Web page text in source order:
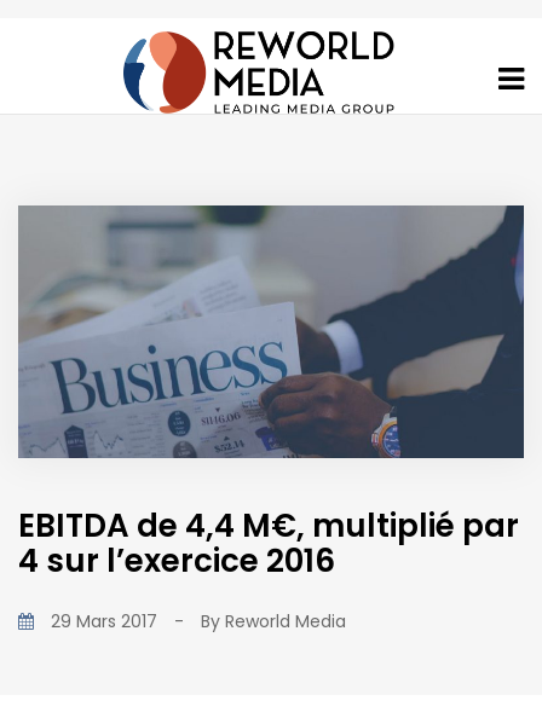
EBITDA de 4,4 M€, multiplié par
4 sur l’exercice 2016
29 Mars 2017 - By Reworld Media